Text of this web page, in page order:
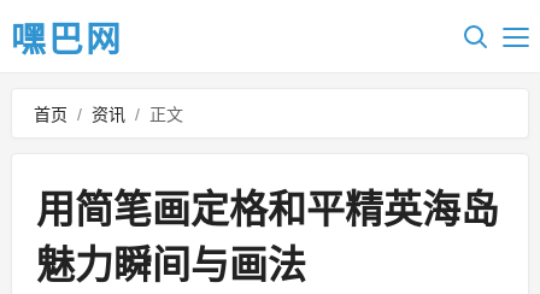
嘿巴网
首页 / 资讯 / 正文
用简笔画定格和平精英海岛
魅力瞬间与画法